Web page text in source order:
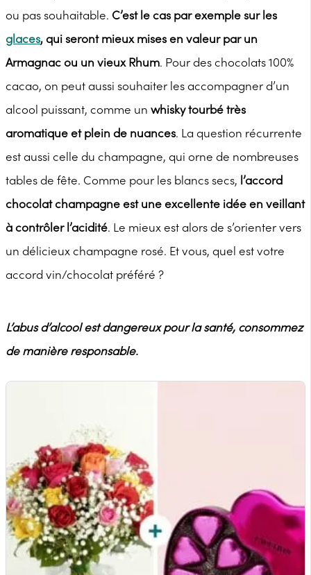
ou pas souhaitable. C’est le cas par exemple sur les
glaces, qui seront mieux mises en valeur par un
Armagnac ou un vieux Rhum. Pour des chocolats 100%
cacao, on peut aussi souhaiter les accompagner d’un
alcool puissant, comme un whisky tourbé très
aromatique et plein de nuances. La question récurrente
est aussi celle du champagne, qui orne de nombreuses
tables de fête. Comme pour les blancs secs, l’accord
chocolat champagne est une excellente idée en veillant
à contrôler l’acidité. Le mieux est alors de s’orienter vers
un délicieux champagne rosé. Et vous, quel est votre
accord vin/chocolat préféré ?
L’abus d’alcool est dangereux pour la santé, consommez
de manière responsable.